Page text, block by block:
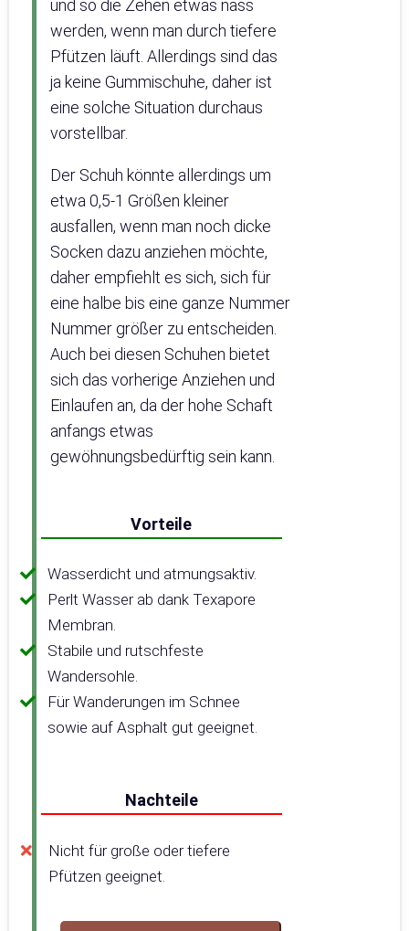
und so die Zehen etwas nass
werden, wenn man durch tiefere
Pfützen läuft. Allerdings sind das
ja keine Gummischuhe, daher ist
eine solche Situation durchaus
vorstellbar.
Der Schuh könnte allerdings um
etwa 0,5-1 Größen kleiner
ausfallen, wenn man noch dicke
Socken dazu anziehen möchte,
daher empfiehlt es sich, sich für
eine halbe bis eine ganze Nummer
Nummer größer zu entscheiden.
Auch bei diesen Schuhen bietet
sich das vorherige Anziehen und
Einlaufen an, da der hohe Schaft
anfangs etwas
gewöhnungsbedürftig sein kann.
Vorteile
Wasserdicht und atmungsaktiv.
Perlt Wasser ab dank Texapore
Membran.
Stabile und rutschfeste
Wandersohle.
Für Wanderungen im Schnee
sowie auf Asphalt gut geeignet.
Nachteile
Nicht für große oder tiefere
Pfützen geeignet.